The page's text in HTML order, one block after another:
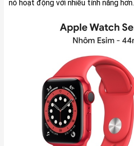
nó hoạt động với nhiều tính năng hơn.